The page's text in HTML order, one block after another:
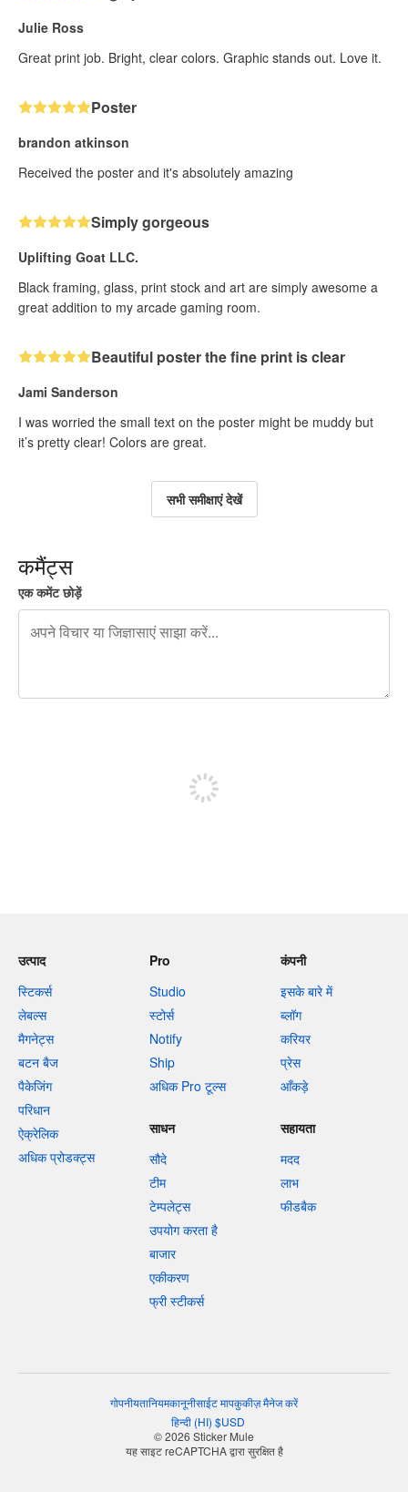
Julie Ross
Great print job. Bright, clear colors. Graphic stands out. Love it.
Poster
brandon atkinson
Received the poster and it's absolutely amazing
Simply gorgeous
Uplifting Goat LLC.
Black framing, glass, print stock and art are simply awesome a
great addition to my arcade gaming room.
Beautiful poster the fine print is clear
Jami Sanderson
I was worried the small text on the poster might be muddy but
it’s pretty clear! Colors are great.
सभी समीक्षाएं देखें
कमैंट्स
एक कमेंट छोड़ें
उत्पाद
स्टिकर्स
लेबल्स
मैगनेट्स
बटन बैज
पैकेजिंग
परिधान
ऐक्रेलिक
अधिक प्रोडक्ट्स
Pro
Studio
स्टोर्स
Notify
Ship
अधिक Pro टूल्स
कंपनी
इसके बारे में
ब्लॉग
करियर
प्रेस
आँकड़े
साधन
सौदे
टीम
टेम्पलेट्स
उपयोग करता है
बाजार
एकीकरण
फ्री स्टीकर्स
सहायता
मदद
लाभ
फीडबैक
गोपनीयतानियमकानूनीसाईट मापकुकीज़ मैनेज करें
हिन्दी(HI) $USD
© 2026 Sticker Mule
यह साइट reCAPTCHA द्वारा सुरक्षित है